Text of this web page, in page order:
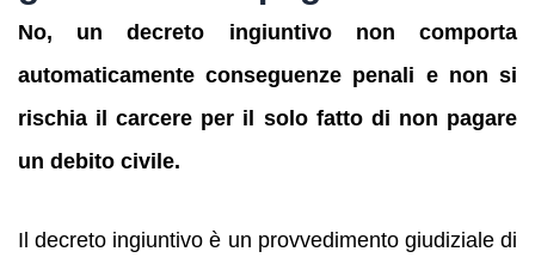
No, un decreto ingiuntivo non comporta
automaticamente conseguenze penali e non si
rischia il carcere per il solo fatto di non pagare
un debito civile.
Il decreto ingiuntivo è un provvedimento giudiziale di